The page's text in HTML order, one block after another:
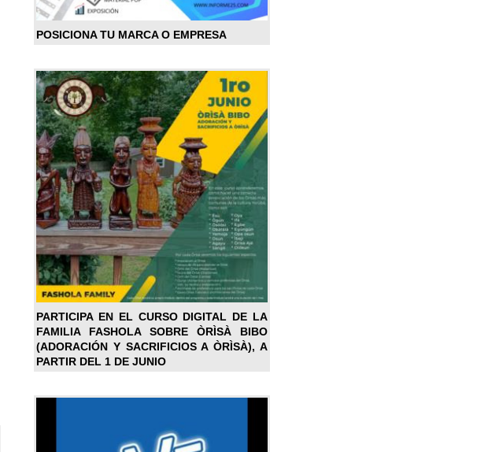
POSICIONA TU MARCA O EMPRESA
PARTICIPA EN EL CURSO DIGITAL DE LA
FAMILIA FASHOLA SOBRE ÒRÌSÀ BIBO
(ADORACIÓN Y SACRIFICIOS A ÒRÌSÀ), A
PARTIR DEL 1 DE JUNIO